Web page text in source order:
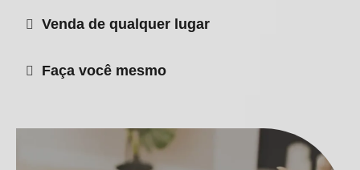
Venda de qualquer lugar
Faça você mesmo